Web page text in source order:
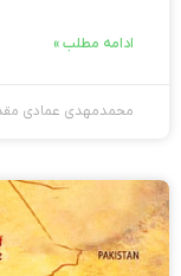
ادامه مطلب »
محمدمهدی عمادی